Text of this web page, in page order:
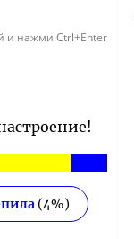
и нажми Ctrl+Enter
(4%)